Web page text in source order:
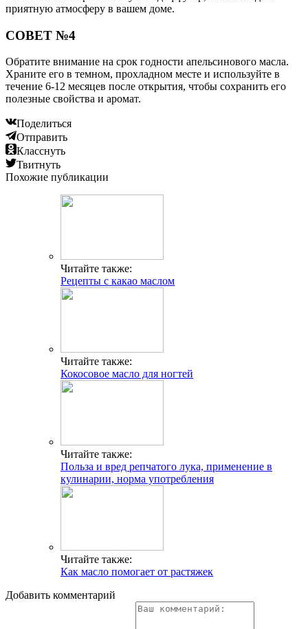
приятную атмосферу в вашем доме.
СОВЕТ №4
Обратите внимание на срок годности апельсинового масла.
Храните его в темном, прохладном месте и используйте в
течение 6-12 месяцев после открытия, чтобы сохранить его
полезные свойства и аромат.
Поделиться
Отправить
Класснуть
Твитнуть
Похожие публикации
Читайте также:
Рецепты с какао маслом
Читайте также:
Кокосовое масло для ногтей
Читайте также:
Польза и вред репчатого лука, применение в
кулинарии, норма употребления
Читайте также:
Как масло помогает от растяжек
Добавить комментарий